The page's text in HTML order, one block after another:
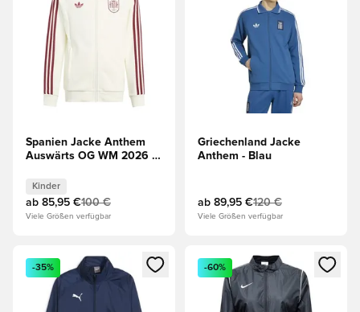
Spanien Jacke Anthem
Auswärts OG WM 2026 -
Kinder
ab 85,95 €100 €
Viele Größen verfügbar
Griechenland Jacke
Anthem - Blau
ab 89,95 €120 €
Viele Größen verfügbar
Öffnet ein neues Fenster zum Anmelden oder Registrieren
-35%
Öffnet ein neues Fenster
-60%